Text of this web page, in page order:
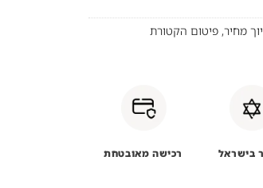
מחיר, פיטום הקטורת
בישראל רכישה מאובטחת